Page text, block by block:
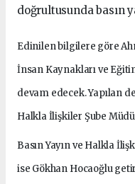
doğrultusunda basın
Edinilen bilgilere göre
İnsan Kaynakları ve
devam edecek. Yapılan
Halkla İlişkiler Şube
Basın Yayın ve Halkla
ise Gökhan Hocaoğlu